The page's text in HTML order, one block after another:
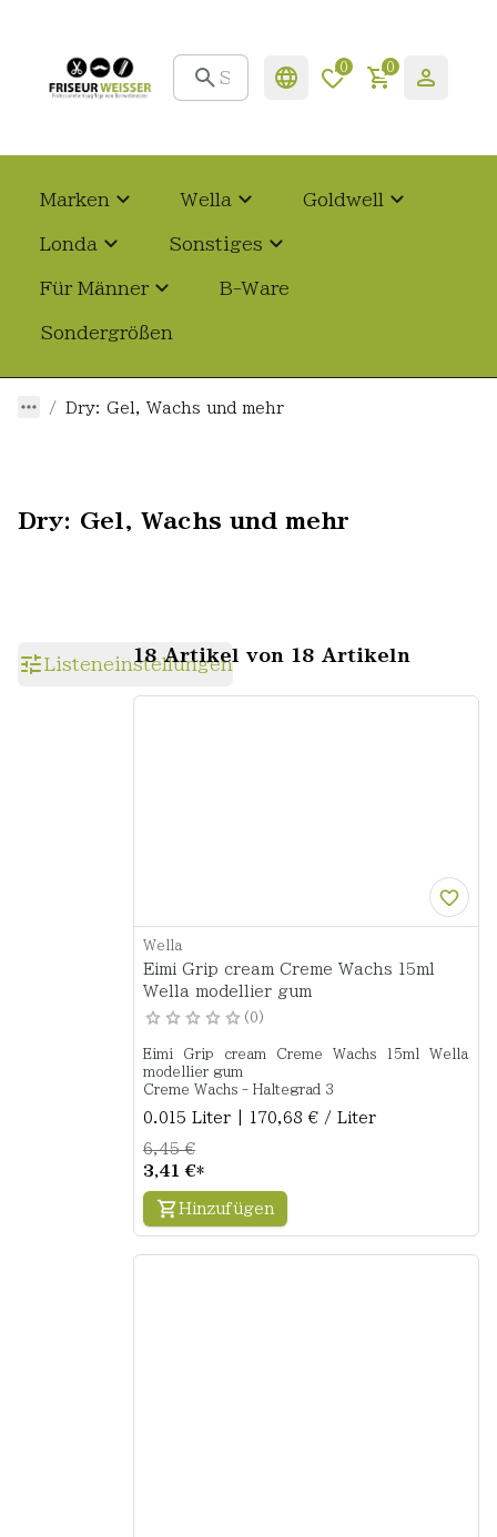
0 0
Marken Wella Goldwell
Londa Sonstiges
Für Männer B-Ware
Sondergrößen
Dry: Gel, Wachs und mehr
Dry: Gel, Wachs und mehr
Listeneinstellungen
18 Artikel von 18 Artikeln
Wella
Eimi Grip cream Creme Wachs 15ml
Wella modellier gum
0
Eimi Grip cream Creme Wachs 15ml Wella
modellier gum
Creme Wachs - Haltegrad 3
0.015 Liter | 170,68 € / Liter
3,41 €*
6,45 €
Hinzufügen